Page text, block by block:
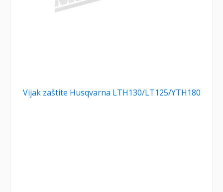
Vijak zaštite Husqvarna LTH130/LT125/YTH180